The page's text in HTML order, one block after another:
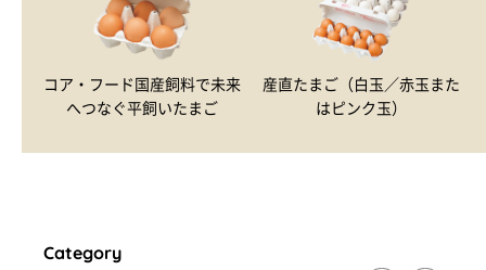
コア・フード国産飼料で未来
へつなぐ平飼いたまご
産直たまご（白玉／赤玉また
はピンク玉）
Category